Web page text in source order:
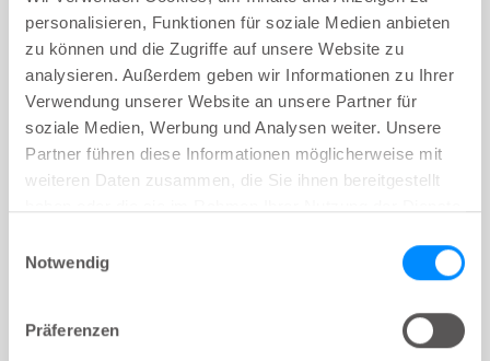
personalisieren, Funktionen für soziale Medien anbieten
zu können und die Zugriffe auf unsere Website zu
analysieren. Außerdem geben wir Informationen zu Ihrer
Verwendung unserer Website an unsere Partner für
soziale Medien, Werbung und Analysen weiter. Unsere
Partner führen diese Informationen möglicherweise mit
weiteren Daten zusammen, die Sie ihnen bereitgestellt
Notwendig
Präferenzen
Reisenden und Wellspect Botschafterin Serena
Green.